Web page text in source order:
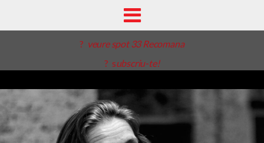
? veure spot 33 Recomana
? subscriu-te!